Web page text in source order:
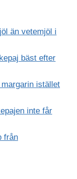
än vetemjöl i
bäst efter
istället
inte får
från